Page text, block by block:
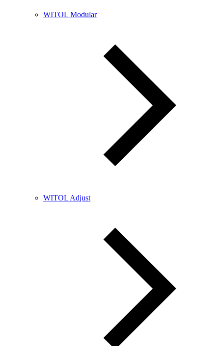
WITOL Modular
WITOL Adjust